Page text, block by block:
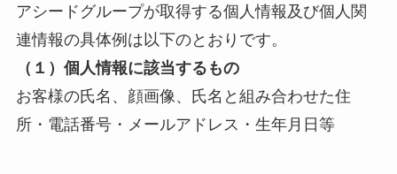
アシードグループが取得する個人情報及び個人関
連情報の具体例は以下のとおりです。
（１）個人情報に該当するもの
お客様の氏名、顔画像、氏名と組み合わせた住
所・電話番号・メールアドレス・生年月日等